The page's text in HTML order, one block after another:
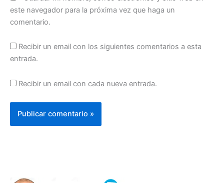
este navegador para la próxima vez que haga un
comentario.
Recibir un email con los siguientes comentarios a esta
entrada.
Recibir un email con cada nueva entrada.